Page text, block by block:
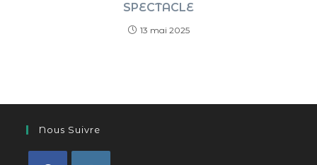
SPECTACLE
13 mai 2025
Nous Suivre